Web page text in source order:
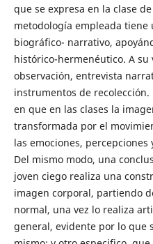
que se expresa en la clase
metodología empleada
biográfico- narrativo,
histórico-hermenéutico. A
observación, entrevista
instrumentos de
en que en las clases la
transformada por el
las emociones,
Del mismo modo, una
joven ciego realiza una
imagen corporal, partiendo
normal, una vez lo realiza
general, evidente por lo que